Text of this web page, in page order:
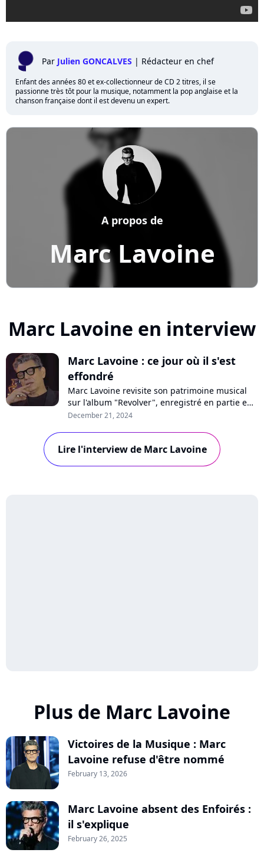
Par Julien GONCALVES | Rédacteur en chef
Enfant des années 80 et ex-collectionneur de CD 2 titres, il se
passionne très tôt pour la musique, notamment la pop anglaise et la
chanson française dont il est devenu un expert.
Marc Lavoine
A propos de
Marc Lavoine en interview
Marc Lavoine : ce jour où il s'est
effondré
Marc Lavoine revisite son patrimoine musical
sur l'album "Revolver", enregistré en partie en
Bulgarie. Un voyage qui a saisi au coeur le
format interview "En privé" avec Purecharts.
December 21, 2024
Lire l'interview de Marc Lavoine
Plus de Marc Lavoine
Victoires de la Musique : Marc
Lavoine refuse d'être nommé
February 13, 2026
Marc Lavoine absent des Enfoirés :
il s'explique
February 26, 2025